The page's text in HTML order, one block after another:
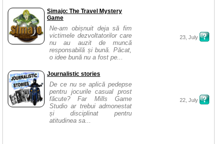
Simajo: The Travel Mystery
Game
Ne-am obișnuit deja să fim
victimele dezvoltatorilor care
nu au auzit de muncă
responsabilă și bună. Păcat,
o idee bună nu a fost pe...
23, July
Journalistic stories
De ce nu se aplică pedepse
pentru jocurile casual prost
făcute? Far Mills Game
Studio ar trebui admonestat
și disciplinat pentru
atitudinea sa...
22, July